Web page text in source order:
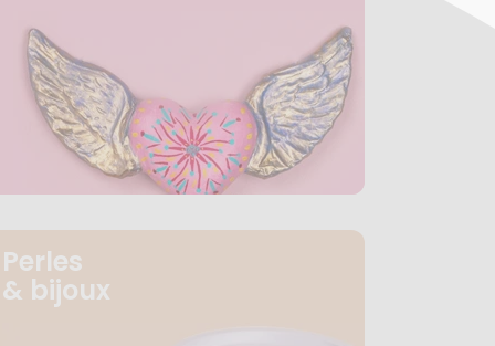
Perles
& bijoux